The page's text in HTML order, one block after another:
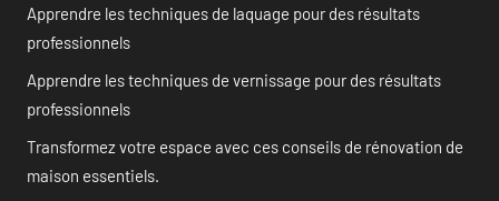
Apprendre les techniques de laquage pour des résultats
professionnels
Apprendre les techniques de vernissage pour des résultats
professionnels
Transformez votre espace avec ces conseils de rénovation de
maison essentiels.